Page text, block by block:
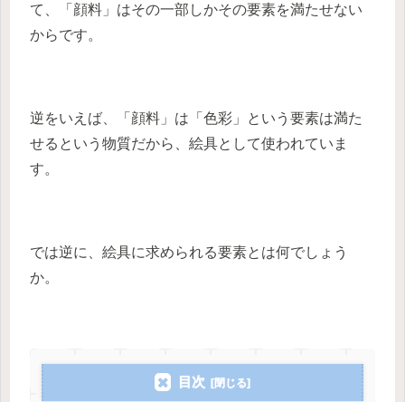
て、「顔料」はその一部しかその要素を満たせない
からです。
逆をいえば、「顔料」は「色彩」という要素は満た
せるという物質だから、絵具として使われていま
す。
では逆に、絵具に求められる要素とは何でしょう
か。
目次